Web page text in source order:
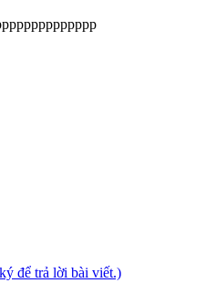
để trả lời bài viết.)